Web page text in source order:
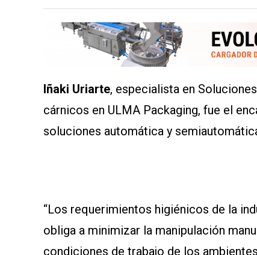
SERVICIOS
CONTÁCTENOS
PRIVACIDAD
Iñaki Uriarte, especialista en
cárnicos en ULMA Packaging, fue el
soluciones automática y
“Los requerimientos higiénicos de la
obliga a minimizar la manipulación
condiciones de trabajo de los